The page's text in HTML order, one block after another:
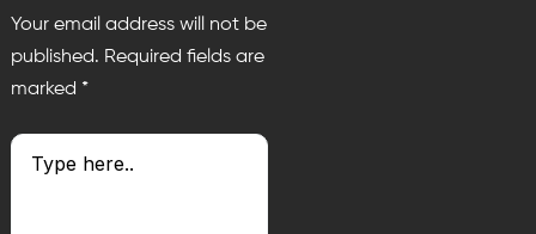
Your email address will not be
published. Required fields are
marked *
Type
here..